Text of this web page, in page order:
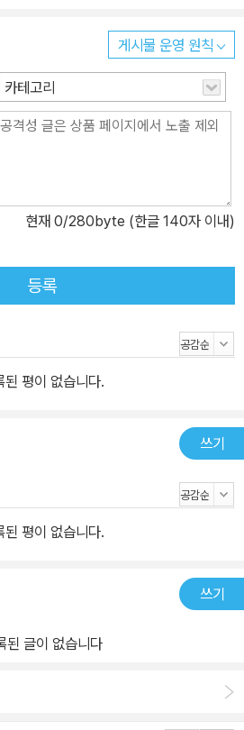
하고 있다. 유튜브 <이상원 TV>를 운영 중이다.
게시물 운영 원칙
카테고리
현재 0/280byte (한글 140자 이내)
등록
된 평이 없습니다.
쓰기
된 평이 없습니다.
쓰기
된 글이 없습니다